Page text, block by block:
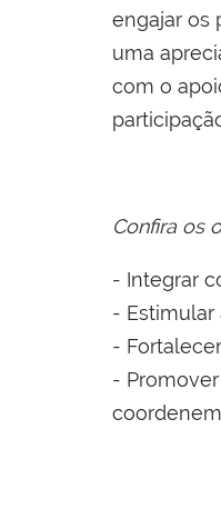
engajar os
uma
com o
Confira os
- Integrar
-
-
-